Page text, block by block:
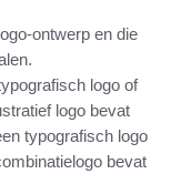
ontwerp en die
logo of
logo bevat
typografisch logo
bevat